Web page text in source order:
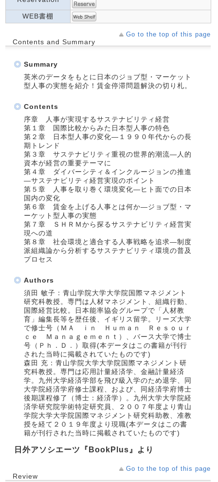
WEB書棚
Go to the top of this page
Contents and Summary
Summary
英米のデータをもとに日本のジョブ型・マーケット
型人事の実態を紹介！賃金停滞問題解決の切り札。
Contents
序章 人事が実現するサステナビリティ経営
第１章 国際比較からみた日本型人事の特色
第２章 日本型人事の変化―１９９０年代からの長
期トレンド
第３章 サステナビリティ重視の世界的潮流―人的
資本が経営の重要テーマに
第４章 ダイバーシティ＆インクルージョンの推進
―サステナビリティ経営実現のポイント
第５章 人事を取り巻く環境変化―ヒト面での日本
国内の変化
第６章 賃金を上げる人事とは何か―ジョブ型・マ
ーケット型人事の実態
第７章 ＳＨＲＭから探るサステナビリティ経営実
現への道
第８章 社会環境と適合する人事戦略を追求―制度
派組織論から分析するサステナビリティ環境の普及
プロセス
Authors
須田 敏子：青山学院大学大学院国際マネジメント
研究科教授。専門は人材マネジメント、組織行動、
国際経営比較。日本能率協会グループで「人材教
育」編集長等を歴任後、イギリス留学。リーズ大学
で修士号（ＭＡ ｉｎ Ｈｕｍａｎ Ｒｅｓｏｕｒ
ｃｅ Ｍａｎａｇｅｍｅｎｔ）、バース大学で博士
号（Ｐｈ．Ｄ．）取得(本データはこの書籍が刊行
された当時に掲載されていたものです)
森田 充：青山学院大学大学院国際マネジメント研
究科教授。専門は応用計量経済学、金融計量経済
学。九州大学経済学部を飛び級入学のため退学、同
大学院経済学府修士課程、および、同経済学府博士
後期課程修了（博士：経済学）。九州大学大学院経
済学研究院学術特定研究員、２００７年度より青山
学院大学大学院国際マネジメント研究科助教、准教
授を経て２０１９年度より現職(本データはこの書
籍が刊行された当時に掲載されていたものです)
日外アソシエーツ『BookPlus』より
Go to the top of this page
Review